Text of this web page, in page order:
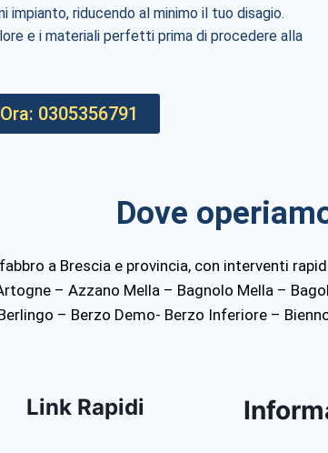
riducendo al minimo il tuo disagio.
e i materiali perfetti prima di procedere alla
0305356791
Dove
a Brescia e provincia, con interventi
– Azzano Mella – Bagnolo Mella –
– Berzo Demo- Berzo Inferiore –
Link Rapidi